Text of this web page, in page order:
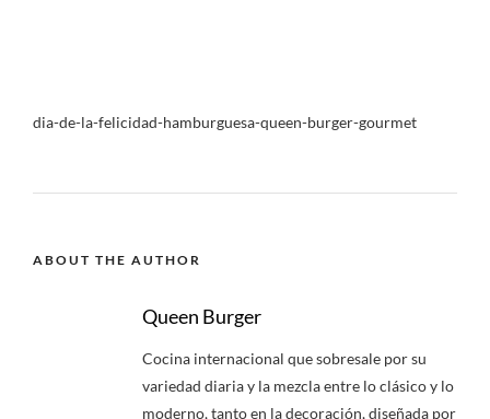
dia-de-la-felicidad-hamburguesa-queen-burger-gourmet
ABOUT THE AUTHOR
Queen Burger
Cocina internacional que sobresale por su
variedad diaria y la mezcla entre lo clásico y lo
moderno, tanto en la decoración, diseñada por